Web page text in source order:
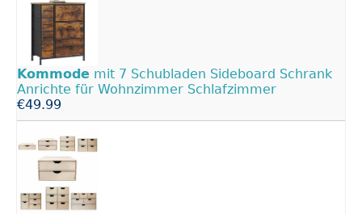
Kommode mit 7 Schubladen Sideboard Schrank
Anrichte für Wohnzimmer Schlafzimmer
€49.99